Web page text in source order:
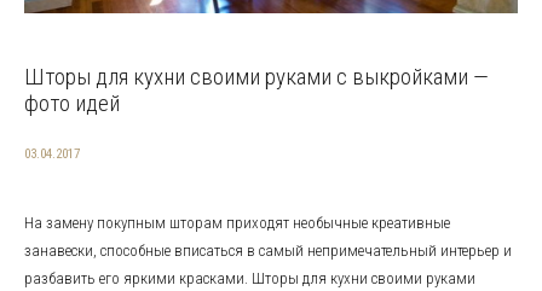
Шторы для кухни своими руками с выкройками —
фото идей
03.04.2017
На замену покупным шторам приходят необычные креативные
занавески, способные вписаться в самый непримечательный интерьер и
разбавить его яркими красками. Шторы для кухни своими руками